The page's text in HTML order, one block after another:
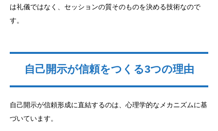
は礼儀ではなく、セッションの質そのものを決める技術なので
す。
自己開示が信頼をつくる3つの理由
自己開示が信頼形成に直結するのは、心理学的なメカニズムに基
づいています。